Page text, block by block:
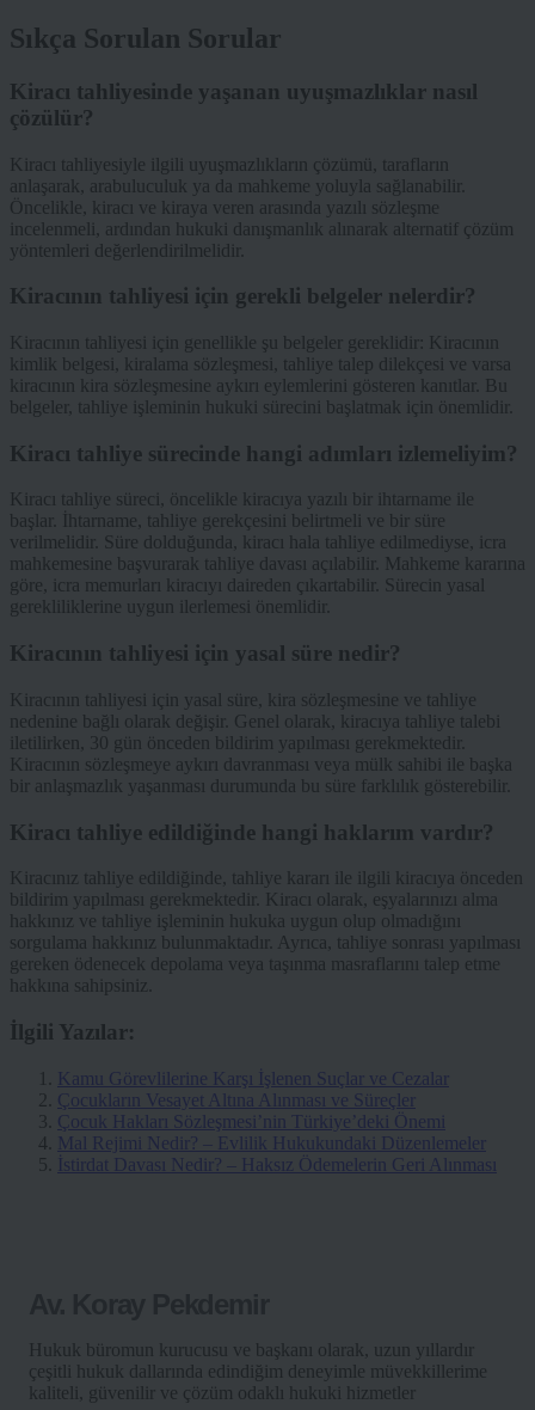
Sıkça Sorulan Sorular
Kiracı tahliyesinde yaşanan uyuşmazlıklar nasıl
çözülür?
Kiracı tahliyesiyle ilgili uyuşmazlıkların çözümü, tarafların
anlaşarak, arabuluculuk ya da mahkeme yoluyla sağlanabilir.
Öncelikle, kiracı ve kiraya veren arasında yazılı sözleşme
incelenmeli, ardından hukuki danışmanlık alınarak alternatif çözüm
yöntemleri değerlendirilmelidir.
Kiracının tahliyesi için gerekli belgeler nelerdir?
Kiracının tahliyesi için genellikle şu belgeler gereklidir: Kiracının
kimlik belgesi, kiralama sözleşmesi, tahliye talep dilekçesi ve varsa
kiracının kira sözleşmesine aykırı eylemlerini gösteren kanıtlar. Bu
belgeler, tahliye işleminin hukuki sürecini başlatmak için önemlidir.
Kiracı tahliye sürecinde hangi adımları izlemeliyim?
Kiracı tahliye süreci, öncelikle kiracıya yazılı bir ihtarname ile
başlar. İhtarname, tahliye gerekçesini belirtmeli ve bir süre
verilmelidir. Süre dolduğunda, kiracı hala tahliye edilmediyse, icra
mahkemesine başvurarak tahliye davası açılabilir. Mahkeme kararına
göre, icra memurları kiracıyı daireden çıkartabilir. Sürecin yasal
gerekliliklerine uygun ilerlemesi önemlidir.
Kiracının tahliyesi için yasal süre nedir?
Kiracının tahliyesi için yasal süre, kira sözleşmesine ve tahliye
nedenine bağlı olarak değişir. Genel olarak, kiracıya tahliye talebi
iletilirken, 30 gün önceden bildirim yapılması gerekmektedir.
Kiracının sözleşmeye aykırı davranması veya mülk sahibi ile başka
bir anlaşmazlık yaşanması durumunda bu süre farklılık gösterebilir.
Kiracı tahliye edildiğinde hangi haklarım vardır?
Kiracınız tahliye edildiğinde, tahliye kararı ile ilgili kiracıya önceden
bildirim yapılması gerekmektedir. Kiracı olarak, eşyalarınızı alma
hakkınız ve tahliye işleminin hukuka uygun olup olmadığını
sorgulama hakkınız bulunmaktadır. Ayrıca, tahliye sonrası yapılması
gereken ödenecek depolama veya taşınma masraflarını talep etme
hakkına sahipsiniz.
İlgili Yazılar:
Kamu Görevlilerine Karşı İşlenen Suçlar ve Cezalar
Çocukların Vesayet Altına Alınması ve Süreçler
Çocuk Hakları Sözleşmesi’nin Türkiye’deki Önemi
Mal Rejimi Nedir? – Evlilik Hukukundaki Düzenlemeler
İstirdat Davası Nedir? – Haksız Ödemelerin Geri Alınması
Hukuk büromun kurucusu ve başkanı olarak, uzun yıllardır
çeşitli hukuk dallarında edindiğim deneyimle müvekkillerime
kaliteli, güvenilir ve çözüm odaklı hukuki hizmetler